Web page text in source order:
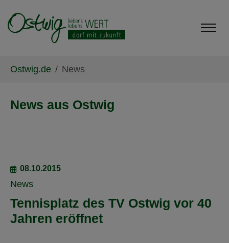
Ostwig.de News
News aus Ostwig
08.10.2015
News
Tennisplatz des TV Ostwig vor 40
Jahren eröffnet